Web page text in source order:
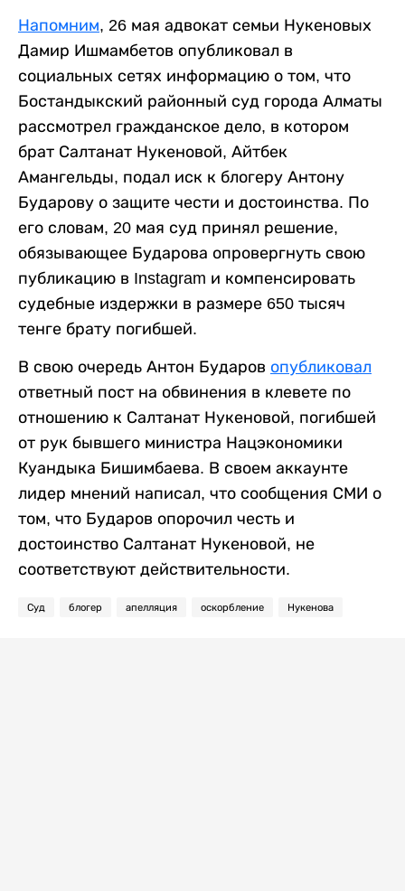
Напомним, 26 мая адвокат семьи Нукеновых
Дамир Ишмамбетов опубликовал в
социальных сетях информацию о том, что
Бостандыкский районный суд города Алматы
рассмотрел гражданское дело, в котором
брат Салтанат Нукеновой, Айтбек
Амангельды, подал иск к блогеру Антону
Бударову о защите чести и достоинства. По
его словам, 20 мая суд принял решение,
обязывающее Бударова опровергнуть свою
публикацию в Instagram и компенсировать
судебные издержки в размере 650 тысяч
тенге брату погибшей.
В свою очередь Антон Бударов опубликовал
ответный пост на обвинения в клевете по
отношению к Салтанат Нукеновой, погибшей
от рук бывшего министра Нацэкономики
Куандыка Бишимбаева. В своем аккаунте
лидер мнений написал, что сообщения СМИ о
том, что Бударов опорочил честь и
достоинство Салтанат Нукеновой, не
соответствуют действительности.
Суд блогер апелляция оскорбление Нукенова